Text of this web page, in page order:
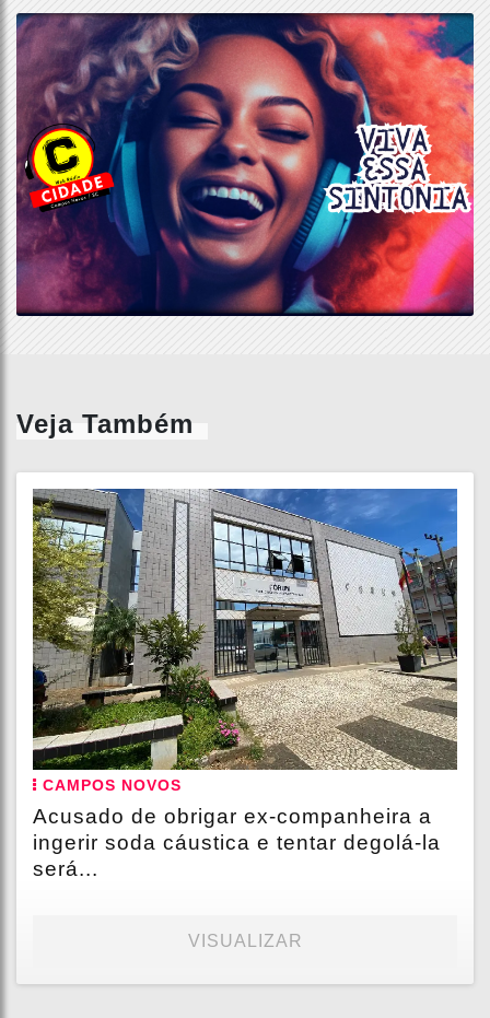
Veja Também
CAMPOS NOVOS
Acusado de obrigar ex-companheira a
ingerir soda cáustica e tentar degolá-la
será...
VISUALIZAR